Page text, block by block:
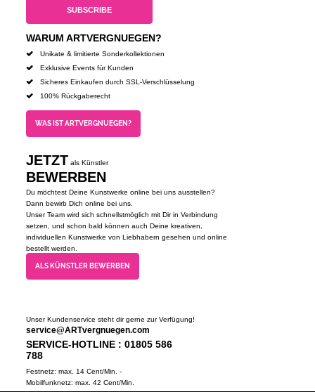
WARUM ARTVERGNUEGEN?
Unikate & limitierte Sonderkollektionen
Exklusive Events für Kunden
Sicheres Einkaufen durch SSL-Verschlüsselung
100% Rückgaberecht
WAS IST ARTVERGNUEGEN?
JETZT als Künstler
BEWERBEN
Du möchtest Deine Kunstwerke online bei uns ausstellen?
Dann bewirb Dich online bei uns.
Unser Team wird sich schnellstmöglich mit Dir in Verbindung
setzen, und schon bald können auch Deine kreativen,
individuellen Kunstwerke von Liebhabern gesehen und online
bestellt werden.
ALS KÜNSTLER BEWERBEN
Unser Kundenservice steht dir gerne zur Verfügung!
service@ARTvergnuegen.com
SERVICE-HOTLINE : 01805 586
788
Festnetz: max. 14 Cent/Min. -
Mobilfunknetz: max. 42 Cent/Min.